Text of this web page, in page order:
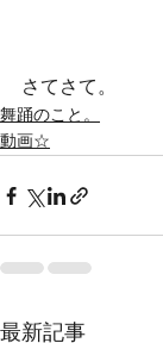
さてさて。
舞踊のこと。
動画☆
最新記事